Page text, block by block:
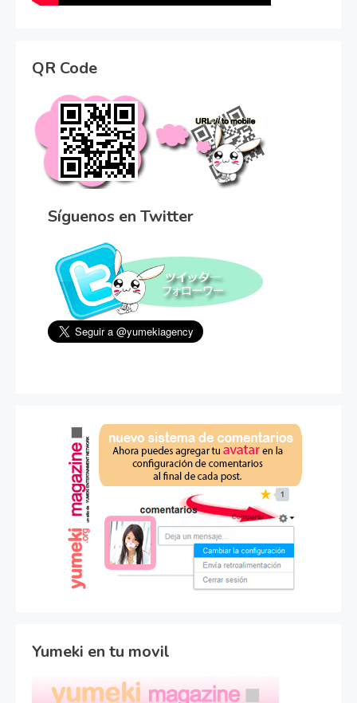
QR Code
Síguenos en Twitter
Yumeki en tu movil